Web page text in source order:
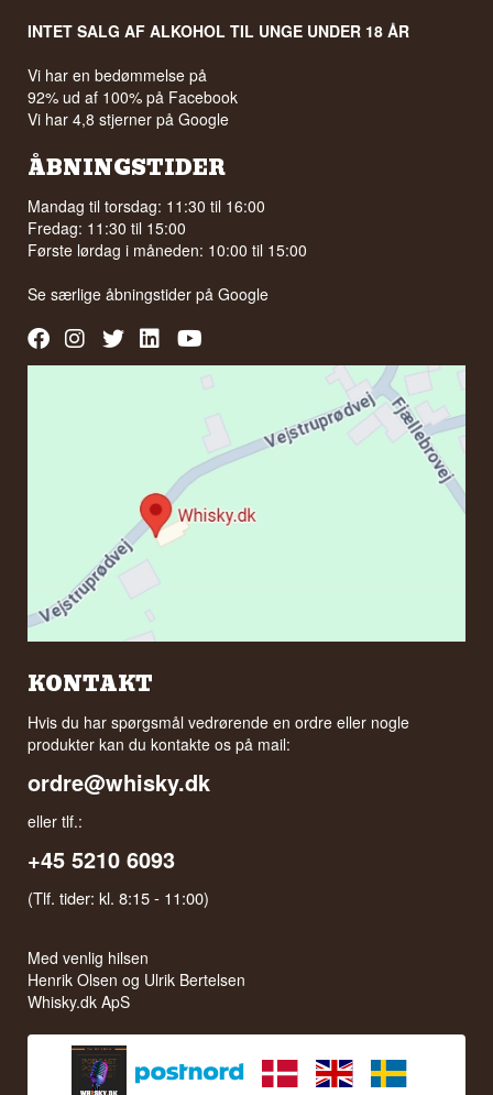
INTET SALG AF ALKOHOL TIL UNGE UNDER 18 ÅR
Vi har en bedømmelse på
92% ud af 100% på Facebook
Vi har 4,8 stjerner på Google
ÅBNINGSTIDER
Mandag til torsdag: 11:30 til 16:00
Fredag: 11:30 til 15:00
Første lørdag i måneden: 10:00 til 15:00
Se særlige åbningstider påGoogle
KONTAKT
Hvis du har spørgsmål vedrørende en ordre eller nogle
produkter kan du kontakte os på mail:
ordre@whisky.dk
eller tlf.:
+45 5210 6093
(Tlf. tider: kl. 8:15 - 11:00)
Med venlig hilsen
Henrik Olsen og Ulrik Bertelsen
Whisky.dk ApS